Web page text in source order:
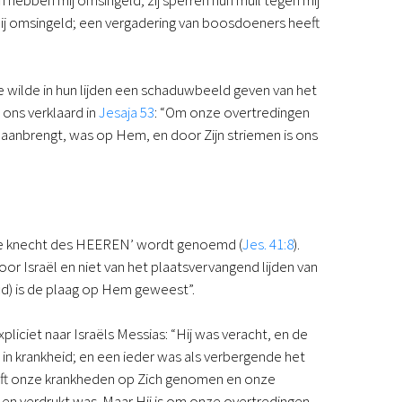
omsingeld; een vergadering van boosdoeners heeft
in hun lijden een schaduwbeeld geven van het
verklaard inJesaja 53: “Om onze overtredingen
was op Hem, en door Zijn striemen is ons
des HEEREN’ wordt genoemd (Jes. 41:8).
Israël en niet van het plaatsvervangend lijden van
is de plaag op Hem geweest”.
naar Israëls Messias: “Hij was veracht, en de
krankheid; en een ieder was als verbergende het
onze krankheden op Zich genomen en onze